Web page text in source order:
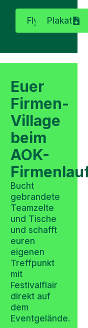
Flyer Plakat
Euer
Firmen-
Village
beim
AOK-
Bucht
gebrandete
Teamzelte
und Tische
und schafft
euren
eigenen
Treffpunkt
mit
Festivalflair
direkt auf
dem
Eventgelände.